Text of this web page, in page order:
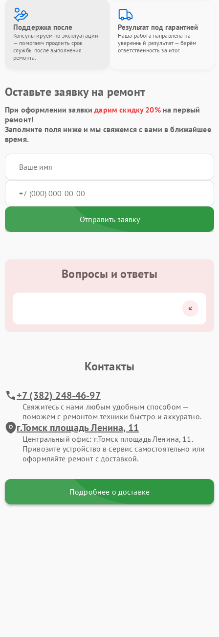
Поддержка после
Консультируем по эксплуатации
— помогаем продлить срок
службы после выполнения
ремонта.
Результат под гарантией
Наша работа направлена на
уверенный результат — берём
ответственность за итог.
Оставьте заявку на ремонт
При оформлении заявкидарим скидку 20%на первый
ремонт!
Заполните поля ниже и мы свяжемся с вами в ближайшее
время.
Отправить заявку
Вопросы и ответы
Контакты
+7 (382) 248-46-97
Свяжитесь с нами любым удобным способом —
поможем с ремонтом техники быстро и аккуратно.
г.Томск площадь Ленина, 11
Центральный офис: г.Томск площадь Ленина, 11.
Привозите устройство в сервис самостоятельно или
оформляйте ремонт с доставкой.
Подробнее о доставке